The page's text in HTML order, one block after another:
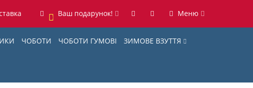
0 Ваш подарунок! Меню
ЧОБОТИ ЧОБОТИ ГУМОВІ ЗИМОВЕ ВЗУТТЯ